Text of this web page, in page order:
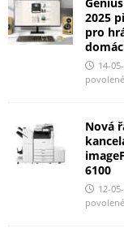
2025
pro
14-
povolené
Nová
6100
12-
povolené